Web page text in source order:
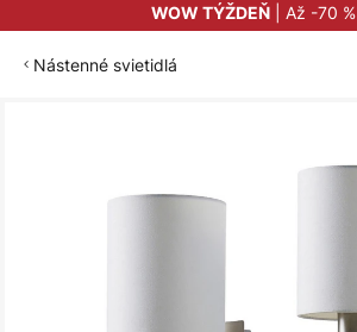
WOW TÝŽDEŇ| Až -70 %
Nástenné svietidlá